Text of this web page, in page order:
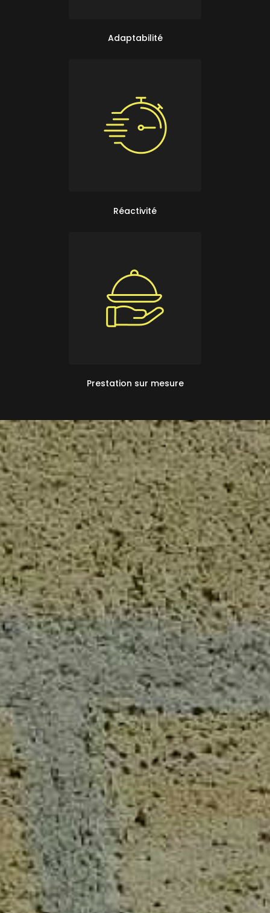
Adaptabilité
Réactivité
Prestation sur mesure